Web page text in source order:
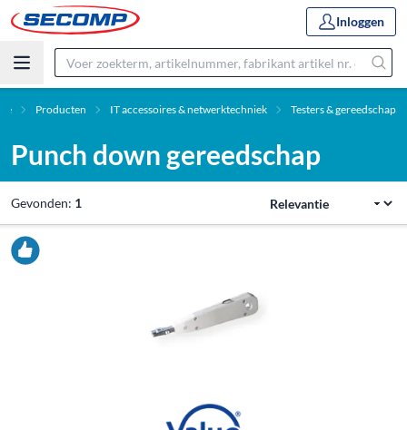
Inloggen
Producten IT accessoires & netwerktechniek Testers & gereedschap
Punch down gereedschap
Gevonden: 1